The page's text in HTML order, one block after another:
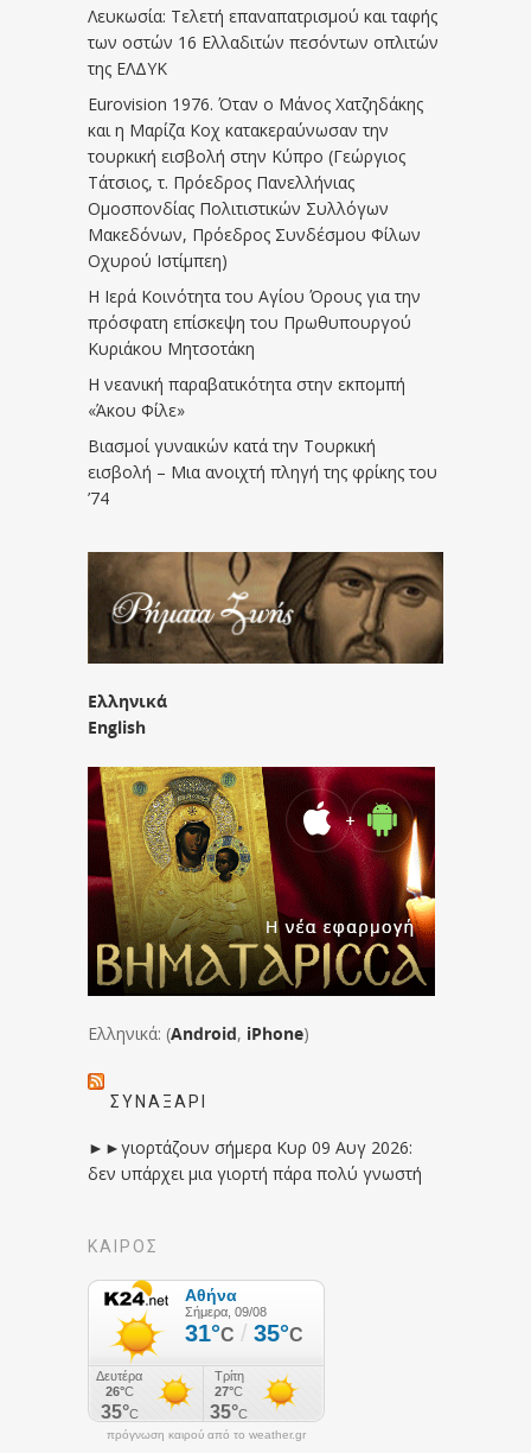
Λευκωσία: Τελετή επαναπατρισμού και ταφής
των οστών 16 Ελλαδιτών πεσόντων οπλιτών
της ΕΛΔΥΚ
Eurovision 1976. Όταν ο Μάνος Χατζηδάκης
και η Μαρίζα Κοχ κατακεραύνωσαν την
τουρκική εισβολή στην Κύπρο (Γεώργιος
Τάτσιος, τ. Πρόεδρος Πανελλήνιας
Ομοσπονδίας Πολιτιστικών Συλλόγων
Μακεδόνων, Πρόεδρος Συνδέσμου Φίλων
Οχυρού Ιστίμπεη)
Η Ιερά Κοινότητα του Αγίου Όρους για την
πρόσφατη επίσκεψη του Πρωθυπουργού
Κυριάκου Μητσοτάκη
Η νεανική παραβατικότητα στην εκπομπή
«Άκου Φίλε»
Βιασμοί γυναικών κατά την Τουρκική
εισβολή – Μια ανοιχτή πληγή της φρίκης του
’74
Ελληνικά
English
Ελληνικά: (Android, iPhone)
ΣΥΝΑΞΆΡΙ
►►γιορτάζουν σήμερα Κυρ 09 Αυγ 2026:
δεν υπάρχει μια γιορτή πάρα πολύ γνωστή
ΚΑΙΡΟΣ
πρόγνωση καιρού από το weather.gr